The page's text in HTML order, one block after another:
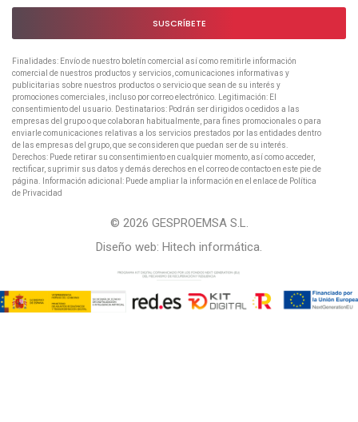
SUSCRÍBETE
Finalidades: Envío de nuestro boletín comercial así como remitirle información
comercial de nuestros productos y servicios, comunicaciones informativas y
publicitarias sobre nuestros productos o servicio que sean de su interés y
promociones comerciales, incluso por correo electrónico. Legitimación: El
consentimiento del usuario. Destinatarios: Podrán ser dirigidos o cedidos a las
empresas del grupo o que colaboran habitualmente, para fines promocionales o para
enviarle comunicaciones relativas a los servicios prestados por las entidades dentro
de las empresas del grupo, que se consideren que puedan ser de su interés.
Derechos: Puede retirar su consentimiento en cualquier momento, así como acceder,
rectificar, suprimir sus datos y demás derechos en el correo de contacto en este pie de
página. Información adicional: Puede ampliar la información en el enlace de Política
de Privacidad
© 2026 GESPROEMSA S.L.
Diseño web: Hitech informática.